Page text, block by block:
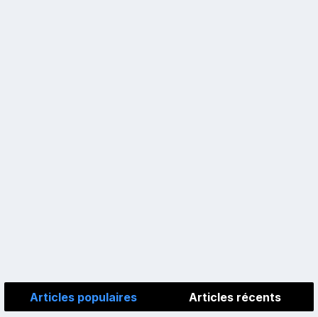
Articles populaires Articles récents